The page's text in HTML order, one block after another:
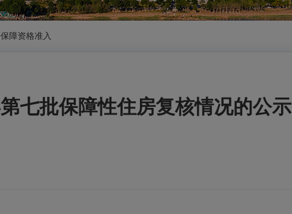
障资格准入
七批保障性住房复核情况的公示